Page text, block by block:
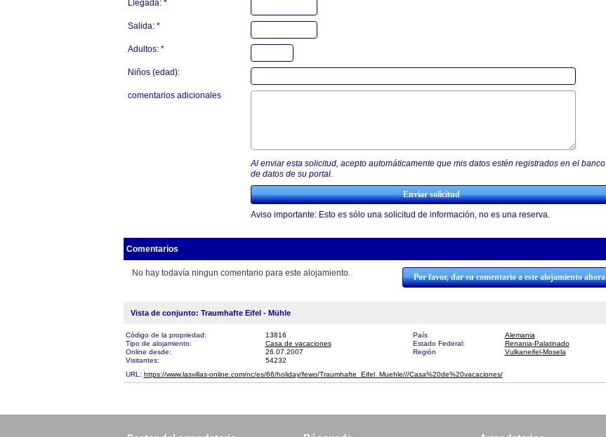
Llegada: *
Salida: *
Adultos: *
Niños (edad):
comentarios adicionales
Al enviar esta solicitud, acepto automáticamente que mis datos estén registrados en el banco
de datos de su portal.
Aviso importante: Esto es sólo una solicitud de información, no es una reserva.
Comentarios
No hay todavía ningun comentario para este alojamiento. Por favor, dar su comentario a este alojamiento ahora
Vista de conjunto: Traumhafte Eifel - Mühle
Código de la propriedad: 13816 País
Alemania
Tipo de alojamiento:
Casa de vacaciones Estado Federal:
Renania-Palatinado
Online desde:
26.07.2007 Región
Vulkaneifel-Mosela
Visitantes:
54232
URL: https://www.lasvillas-online.com/nc/es/66/holiday/fewo/Traumhafte_Eifel_Muehle///​Casa%20de%20vacaciones/